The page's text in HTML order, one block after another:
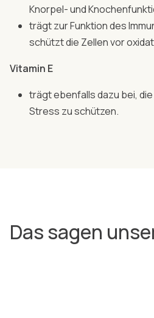
Knorpel- und
trägt zur Funktion des
schützt die Zellen vor
Vitamin E
trägt ebenfalls dazu bei,
Stress zu schützen.
Das sagen